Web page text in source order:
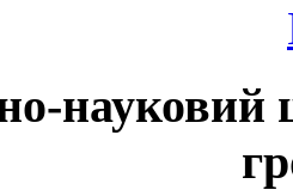
науковий